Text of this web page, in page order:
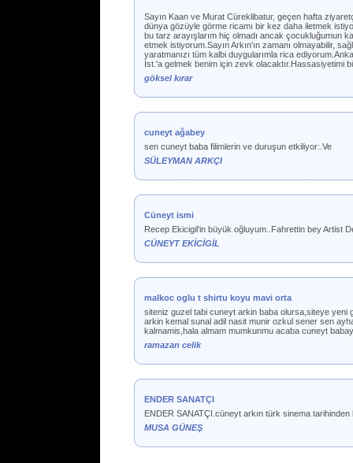
Sayın Kaan ve Murat Cüreklibatur, geçen hafta
dünya gözüyle görme ricamı bir kez daha iletmek
bu tarz arayışlarım hiç olmadı ancak çocukluğumun
etmek istiyorum.Sayın Arkın'ın zamanı olmayabilir,
yaratmanızı tüm kalbi duygularımla rica
İst.'a gelmek benim için zevk olacaktır.Hassasiyetimi
göksel kırar
cuneyt ağabey
sen cuneyt baba filimlerin ve duruşun etkiliyor:.Ve
SÜLEYMAN ARKÇI
Cüneyt ismi
Recep Ekicigil'in büyük oğluyum..Fahrettin bey Artist
CÜNEYT EKİCİGİL
malkoc oglu t shirtu koyu mavi orta
siteniz guzel tabi cuneyt arkin baba olursa,siteye yeni
arkin kemal sunal adil nasit munir ozkul sener sen
kalmamis,hala almam mumkunmu acaba cuneyt
ramazan celik
ENDER SANATÇI
ENDER SANATÇI.cüneyt arkın türk sinema
MUSA GÜNEŞ